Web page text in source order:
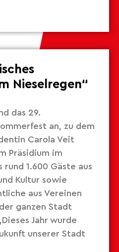
Nieselregen“
das 29.
an, zu dem
Carola Veit
Präsidium im
rund 1.600 Gäste aus
Kultur sowie
aus Vereinen
ganzen Stadt
Jahr wurde
unserer Stadt